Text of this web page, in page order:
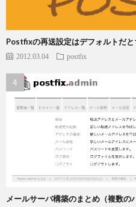
Postfixの再送設定はデフォルトだと
2012.03.04 postfix
メールサーバ構築のまとめ（複数の